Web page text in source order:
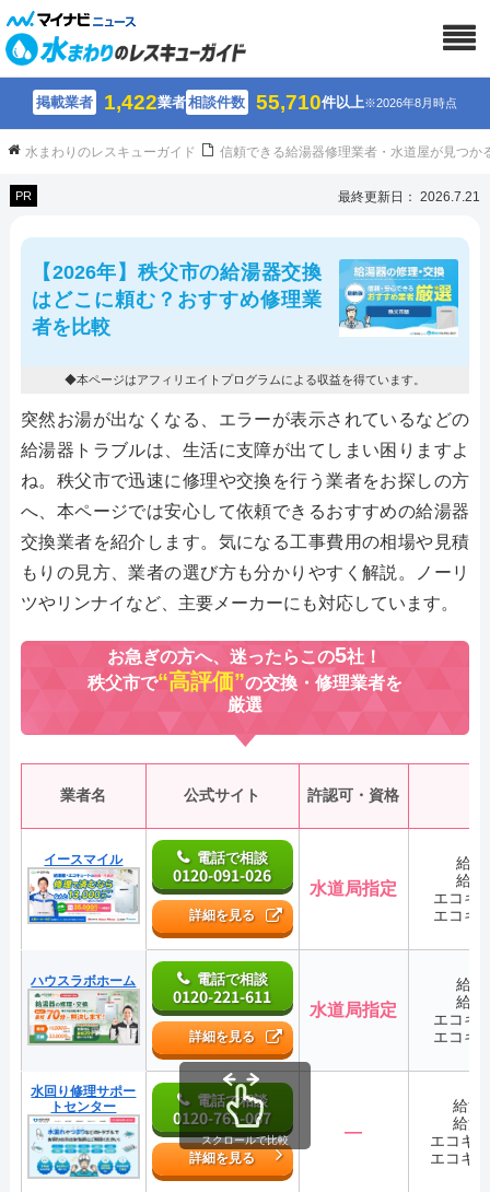
掲載業者 1,422業者相談件数 55,710件以上※2026年8月時点
水まわりのレスキューガイド 信頼できる給湯器修理業者・水道屋が見つか
PR 最終更新日： 2026.7.21
【2026年】秩父市の給湯器交換
はどこに頼む？おすすめ修理業
者を比較
◆本ページはアフィリエイトプログラムによる収益を得ています。
突然お湯が出なくなる、エラーが表示されているなどの
給湯器トラブルは、生活に支障が出てしまい困りますよ
ね。秩父市で迅速に修理や交換を行う業者をお探しの方
へ、本ページでは安心して依頼できるおすすめの給湯器
交換業者を紹介します。気になる工事費用の相場や見積
もりの見方、業者の選び方も分かりやすく解説。ノーリ
ツやリンナイなど、主要メーカーにも対応しています。
お急ぎの方へ、迷ったらこの5社！
秩父市で“高評価”の交換・修理業者を
厳選
業者名 公式サイト 許認可・資格
イースマイル 電話で相談
0120-091-026
詳細を見る
水道局指定
給
給
エコキ
エコキ
ハウスラボホーム 電話で相談
0120-221-611
詳細を見る
水道局指定
給
給
エコキ
エコキ
水回り修理サポー
トセンター
電話で相談
0120-761-067
詳細を見る
―
給湯
給湯
エコキ
エコキ
スクロールで比較